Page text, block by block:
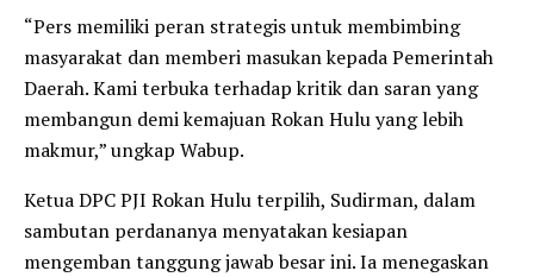
“Pers memiliki peran strategis untuk membimbing
masyarakat dan memberi masukan kepada Pemerintah
Daerah. Kami terbuka terhadap kritik dan saran yang
membangun demi kemajuan Rokan Hulu yang lebih
makmur,” ungkap Wabup.
Ketua DPC PJI Rokan Hulu terpilih, Sudirman, dalam
sambutan perdananya menyatakan kesiapan
mengemban tanggung jawab besar ini. Ia menegaskan